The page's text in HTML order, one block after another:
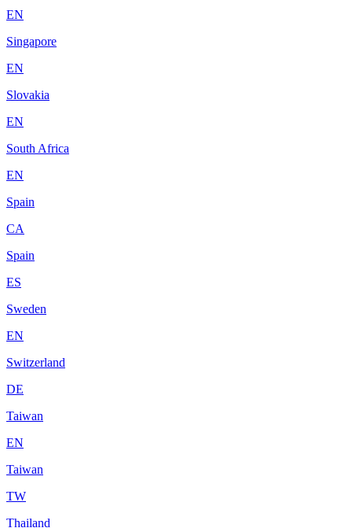
EN
Singapore
EN
Slovakia
EN
South Africa
EN
Spain
CA
Spain
ES
Sweden
EN
Switzerland
DE
Taiwan
EN
Taiwan
TW
Thailand